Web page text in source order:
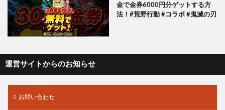
金で金券6000円分ゲットする方
法！#荒野行動 #コラボ #鬼滅の刃
運営サイトからのお知らせ
お問い合わせ